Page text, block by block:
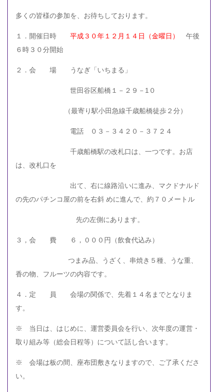
多くの皆様の参加を、お待ちしております。
１．開催日時 平成３０年１２月１４日（金曜日）
午後
６時３０分開始
２．会 場 うなぎ「いちまる」
世田谷区船橋１－２９－1０
（最寄り駅小田急線千歳船橋徒歩２分）
電話 ０３－３４２０－３７２４
千歳船橋駅の改札口は、一つです。お店
は、改札口を
出て、右に線路沿いに進み、マクドナルド
の先のパチンコ屋の前を右斜 めに進んで、約７０メートル
先の左側にあります。
３，会 費 ６，０００円（飲食代込み）
つまみ品、うざく、串焼き５種、うな重、
香の物、フルーツの内容です。
４．定 員 会場の関係で、先着１４名までとなりま
す。
※ 当日は、はじめに、運営委員会を行い、次年度の運営・
取り組み等（総会日程等）について話し合います。
※ 会場は板の間、座布団敷きなりますので、ご了承くださ
い。